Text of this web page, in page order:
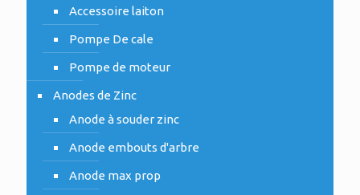
Accessoire laiton
Pompe De cale
Pompe de moteur
Anodes de Zinc
Anode à souder zinc
Anode embouts d'arbre
Anode max prop